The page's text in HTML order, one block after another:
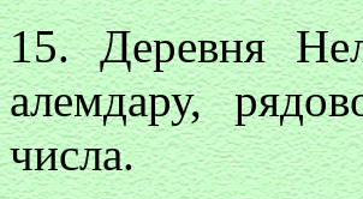
15. Деревня
алемдару,
числа.